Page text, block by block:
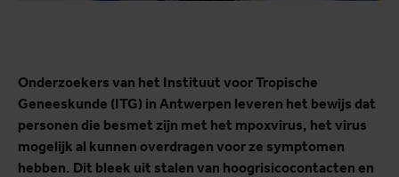
Onderzoekers van het Instituut voor Tropische
Geneeskunde (ITG) in Antwerpen leveren het bewijs dat
personen die besmet zijn met het mpoxvirus, het virus
mogelijk al kunnen overdragen voor ze symptomen
hebben. Dit bleek uit stalen van hoogrisicocontacten en